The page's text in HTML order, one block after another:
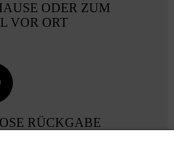
ODER ZUM
VOR ORT
RÜCKGABE